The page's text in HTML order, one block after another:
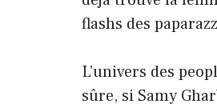
flashs des
L’univers des
sûre, si Samy